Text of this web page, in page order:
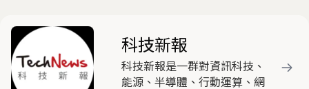
科技新報
科技新報是一群對資訊科技、
能源、半導體、行動運算、網